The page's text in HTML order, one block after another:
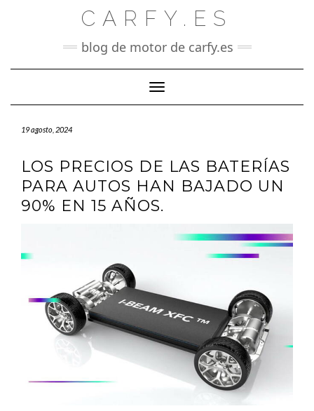
CARFY.ES
blog de motor de carfy.es
Cambiar modo de navegación
19 agosto, 2024
LOS PRECIOS DE LAS BATERÍAS
PARA AUTOS HAN BAJADO UN
90% EN 15 AÑOS.